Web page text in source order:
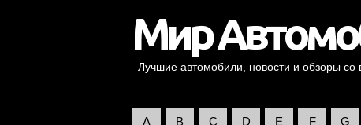
Лучшие автомобили, новости и обзоры со
A B C D E F G